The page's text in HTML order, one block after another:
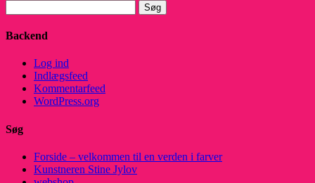
efter:
Backend
Log ind
Indlægsfeed
Kommentarfeed
WordPress.org
Søg
Forside – velkommen til en verden i farver
Kunstneren Stine Jylov